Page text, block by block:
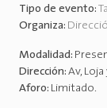
Tipo de evento:
Organiza:
Modalidad:
Dirección: Av,
Aforo: Limitado.